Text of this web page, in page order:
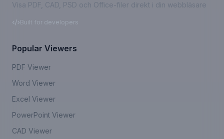
Visa PDF, CAD, PSD och Office-filer direkt i din webbläsare
Built for developers
Popular Viewers
PDF Viewer
Word Viewer
Excel Viewer
PowerPoint Viewer
CAD Viewer